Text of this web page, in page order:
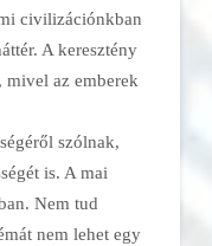
civilizációnkban
A keresztény
mivel az emberek
szólnak,
is. A mai
Nem tud
nem lehet egy